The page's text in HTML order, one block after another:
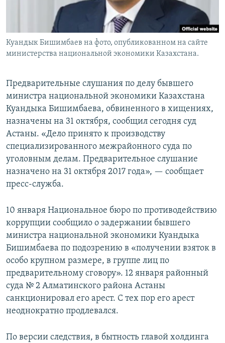
Куандык Бишимбаев на фото, опубликованном на сайте
министерства национальной экономики Казахстана.
Предварительные слушания по делу бывшего
министра национальной экономики Казахстана
Куандыка Бишимбаева, обвиненного в хищениях,
назначены на 31 октября, сообщил сегодня суд
Астаны. «Дело принято к производству
специализированного межрайонного суда по
уголовным делам. Предварительное слушание
назначено на 31 октября 2017 года», — сообщает
пресс-служба.
10 января Национальное бюро по противодействию
коррупции сообщило о задержании бывшего
министра национальной экономики Куандыка
Бишимбаева по подозрению в «получении взяток в
особо крупном размере, в группе лиц по
предварительному сговору». 12 января районный
суда № 2 Алматинского района Астаны
санкционировал его арест. С тех пор его арест
неоднократно продлевался.
По версии следствия, в бытность главой холдинга